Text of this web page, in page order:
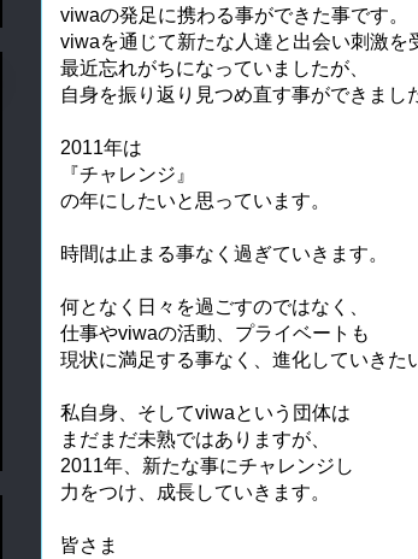
viwaの発足に携わる事ができた事です。
viwaを通じて新たな人達と出会い刺激を
最近忘れがちになっていましたが、
自身を振り返り見つめ直す事ができまし
2011年は
『チャレンジ』
の年にしたいと思っています。
時間は止まる事なく過ぎていきます。
何となく日々を過ごすのではなく、
仕事やviwaの活動、プライベートも
現状に満足する事なく、進化していきた
私自身、そしてviwaという団体は
まだまだ未熟ではありますが、
2011年、新たな事にチャレンジし
力をつけ、成長していきます。
皆さま